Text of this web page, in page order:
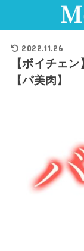
2022.11.26
【ボイチェ
【バ美肉】